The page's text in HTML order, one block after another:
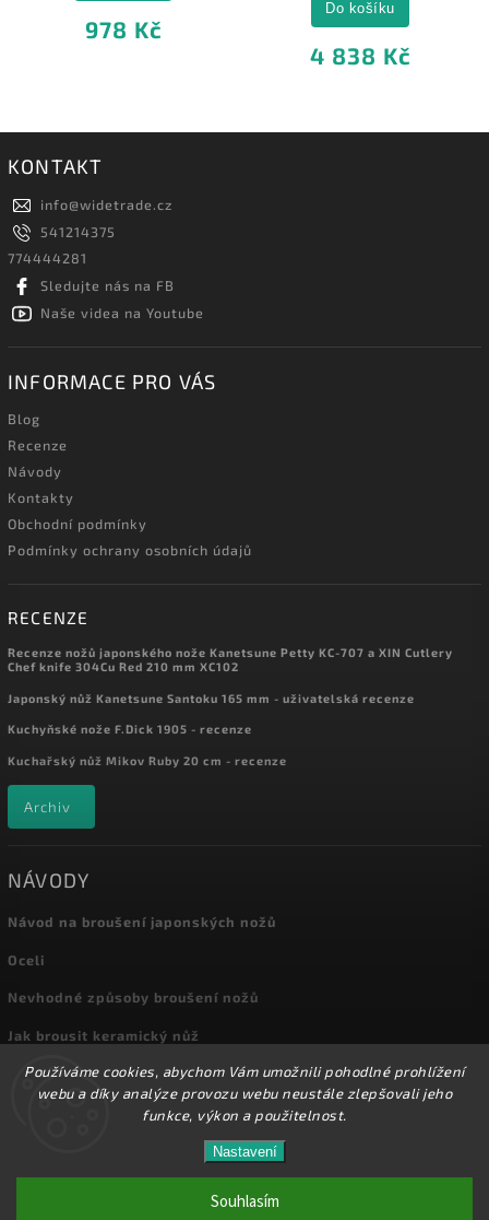
Používáme cookies, abychom Vám umožnili pohodlné prohlížení
webu a díky analýze provozu webu neustále zlepšovali jeho
funkce, výkon a použitelnost.
Nastavení
Souhlasím
Přes 8000 nožů a dalšího příslušenství máme skladem
na prodejně! Doprava od 72,-Kč!
978 Kč
4 838 Kč
Do košíku
KONTAKT
info@widetrade.cz
541214375
774444281
Sledujte nás na FB
Naše videa na Youtube
INFORMACE PRO VÁS
Blog
Recenze
Návody
Kontakty
Obchodní podmínky
Podmínky ochrany osobních údajů
RECENZE
Recenze nožů japonského nože Kanetsune Petty KC-707 a XIN Cutlery
Chef knife 304Cu Red 210 mm XC102
Japonský nůž Kanetsune Santoku 165 mm - uživatelská recenze
Kuchyňské nože F.Dick 1905 - recenze
Kuchařský nůž Mikov Ruby 20 cm - recenze
Archiv
NÁVODY
Návod na broušení japonských nožů
Oceli
Nevhodné způsoby broušení nožů
Jak brousit keramický nůž
Archiv
Kuchyňské nože. Všechna práva vyhrazena.